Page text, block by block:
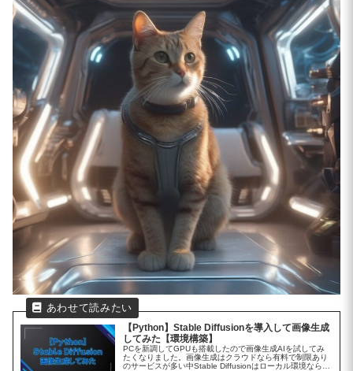
【Python】Stable Diffusionを導入して画像生成
してみた【環境構築】
PCを新調してGPUも搭載したので画像生成AIを試してみ
たくなりました。画像生成はクラウドなら有料で制限あり
のサービスが多い中Stable Diffusionはローカル環境なら回